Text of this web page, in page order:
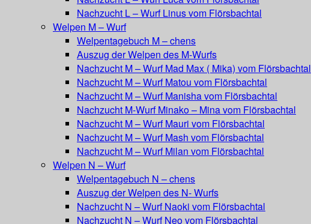
Nachzucht L – Wurf Linus vom Flörsbachtal
Welpen M – Wurf
Welpentagebuch M – chens
Auszug der Welpen des M-Wurfs
Nachzucht M – Wurf Mad Max ( Mika) vom Flörsbachtal
Nachzucht M – Wurf Matou vom Flörsbachtal
Nachzucht M – Wurf Manisha vom Flörsbachtal
Nachzucht M-Wurf Minako – Mina vom Flörsbachtal
Nachzucht M – Wurf Mauri vom Flörsbachtal
Nachzucht M – Wurf Mash vom Flörsbachtal
Nachzucht M – Wurf Milan vom Flörsbachtal
Welpen N – Wurf
Welpentagebuch N – chens
Auszug der Welpen des N- Wurfs
Nachzucht N – Wurf Naoki vom Flörsbachtal
Nachzucht N – Wurf Neo vom Flörsbachtal